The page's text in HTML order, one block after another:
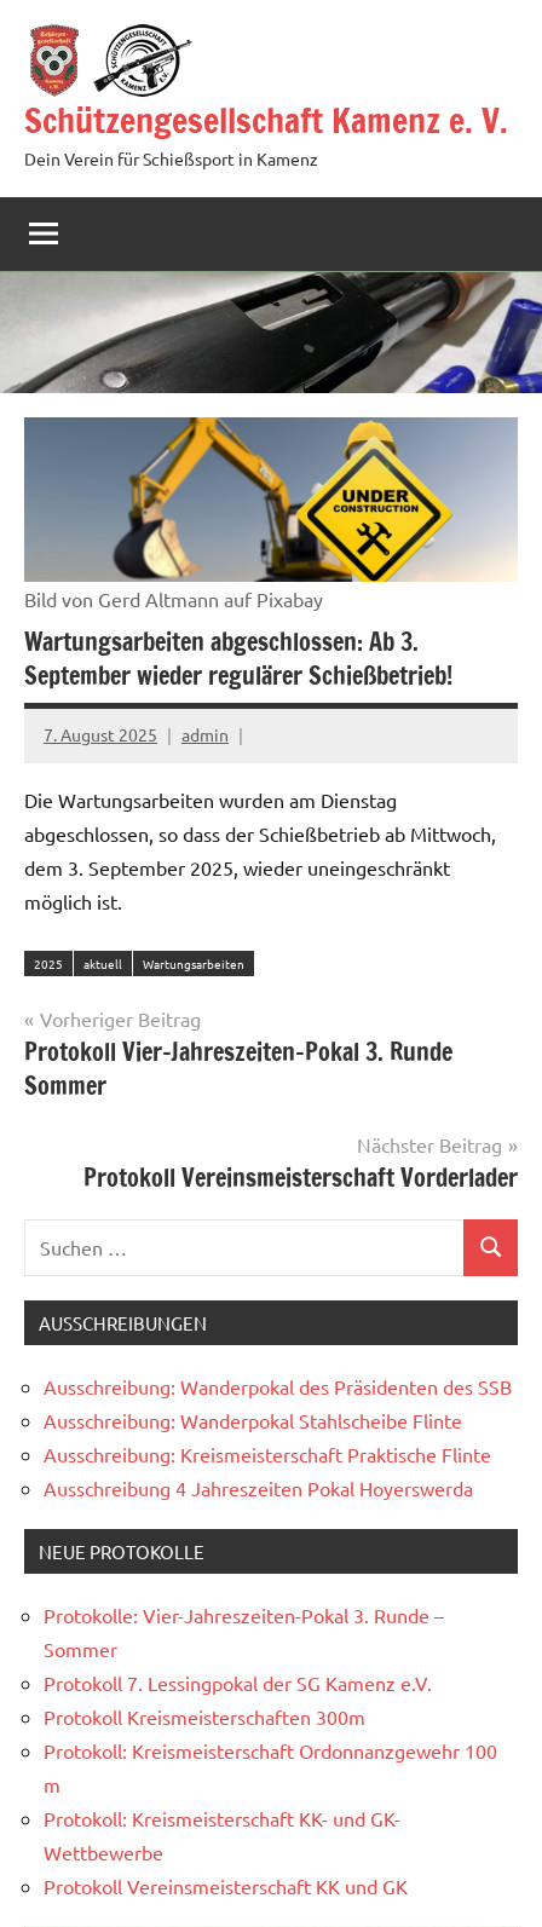
Inhalt
springen
Schützengesellschaft Kamenz e. V.
Dein Verein für Schießsport in Kamenz
Bild von Gerd Altmann auf Pixabay
Wartungsarbeiten abgeschlossen: Ab 3.
September wieder regulärer Schießbetrieb!
7. August 2025 admin
Die Wartungsarbeiten wurden am Dienstag
abgeschlossen, so dass der Schießbetrieb ab Mittwoch,
dem 3. September 2025, wieder uneingeschränkt
möglich ist.
2025 aktuell Wartungsarbeiten
Beitragsnavigation
Vorheriger Beitrag
Protokoll Vier-Jahreszeiten-Pokal 3. Runde
Sommer
Nächster Beitrag
Protokoll Vereinsmeisterschaft Vorderlader
Suchen
AUSSCHREIBUNGEN
Ausschreibung: Wanderpokal des Präsidenten des SSB
Ausschreibung: Wanderpokal Stahlscheibe Flinte
Ausschreibung: Kreismeisterschaft Praktische Flinte
Ausschreibung 4 Jahreszeiten Pokal Hoyerswerda
NEUE PROTOKOLLE
Protokolle: Vier-Jahreszeiten-Pokal 3. Runde –
Sommer
Protokoll 7. Lessingpokal der SG Kamenz e.V.
Protokoll Kreismeisterschaften 300m
Protokoll: Kreismeisterschaft Ordonnanzgewehr 100
m
Protokoll: Kreismeisterschaft KK- und GK-
Wettbewerbe
Protokoll Vereinsmeisterschaft KK und GK